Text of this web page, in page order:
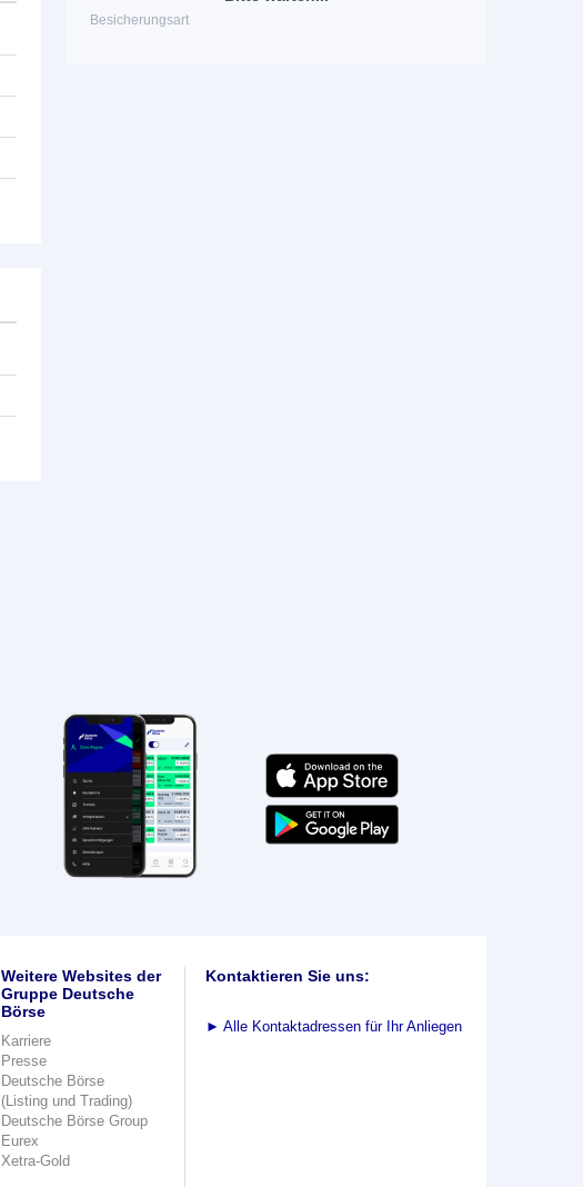
Besicherungsart
Weitere Websites der
Gruppe Deutsche
Börse
Karriere
Presse
Deutsche Börse
(Listing und Trading)
Deutsche Börse Group
Eurex
Xetra-Gold
Kontaktieren Sie uns:
► Alle Kontaktadressen für Ihr Anliegen